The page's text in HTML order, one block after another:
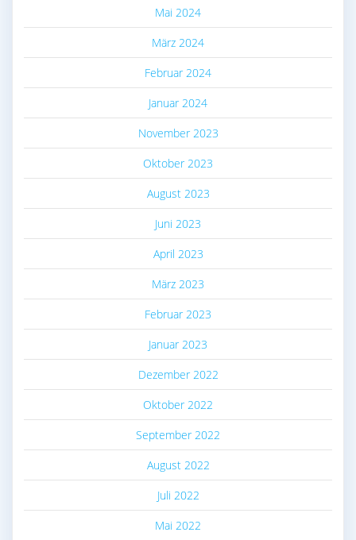
Mai 2024
März 2024
Februar 2024
Januar 2024
November 2023
Oktober 2023
August 2023
Juni 2023
April 2023
März 2023
Februar 2023
Januar 2023
Dezember 2022
Oktober 2022
September 2022
August 2022
Juli 2022
Mai 2022